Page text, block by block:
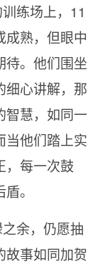
练场上，11
成熟，但眼中
待。他们围坐
细心讲解，那
智慧，如同一
当他们踏上实
，每一次鼓
。
余，仍愿抽
故事如同加贺